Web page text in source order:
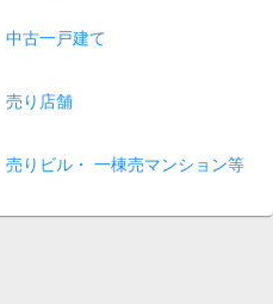
中古一戸建て
売り店舗
売りビル・ 一棟売マンション等